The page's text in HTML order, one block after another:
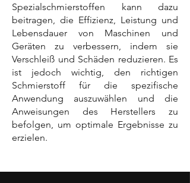
Spezialschmierstoffen kann dazu
beitragen, die Effizienz, Leistung und
Lebensdauer von Maschinen und
Geräten zu verbessern, indem sie
Verschleiß und Schäden reduzieren. Es
ist jedoch wichtig, den richtigen
Schmierstoff für die spezifische
Anwendung auszuwählen und die
Anweisungen des Herstellers zu
befolgen, um optimale Ergebnisse zu
erzielen.